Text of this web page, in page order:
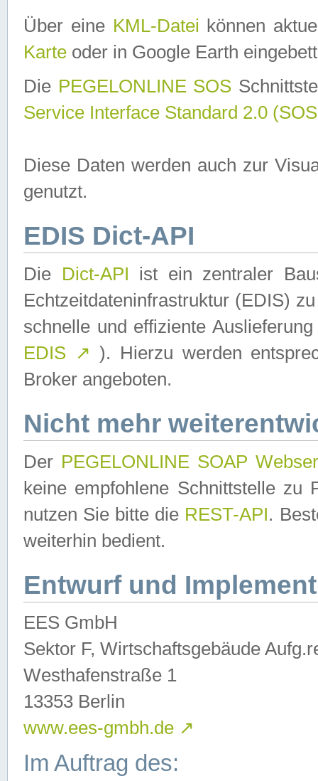
Über eine KML-Datei können
Karte oder in Google Earth
Die PEGELONLINE SOS
Service Interface Standard 2.0
Diese Daten werden auch zur
genutzt.
EDIS Dict-API
Die Dict-API ist ein zentraler
Echtzeitdateninfrastruktur (EDIS)
schnelle und effiziente
EDIS ↗ ). Hierzu werden
Broker angeboten.
Nicht mehr
Der PEGELONLINE SOAP
keine empfohlene Schnittstelle zu
nutzen Sie bitte die REST-API.
weiterhin bedient.
Entwurf und
EES GmbH
Sektor F, Wirtschaftsgebäude
Westhafenstraße 1
13353 Berlin
www.ees-gmbh.de ↗
Im Auftrag des: